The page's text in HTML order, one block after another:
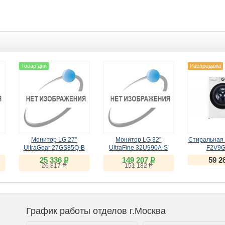
Товар дня
Монитор LG 27"
UltraGear 27GS85Q-B
(IPS, 180Hz)
25 336 ք
26 817ք
Монитор LG 32"
UltraFine 32U990A-S
(IPS, 6K, Thunderbolt 5)
149 207 ք
151 182ք
Распродажа
59
График работы отделов г.Москва